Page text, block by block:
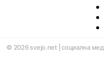
© 2026svejo.net | социална